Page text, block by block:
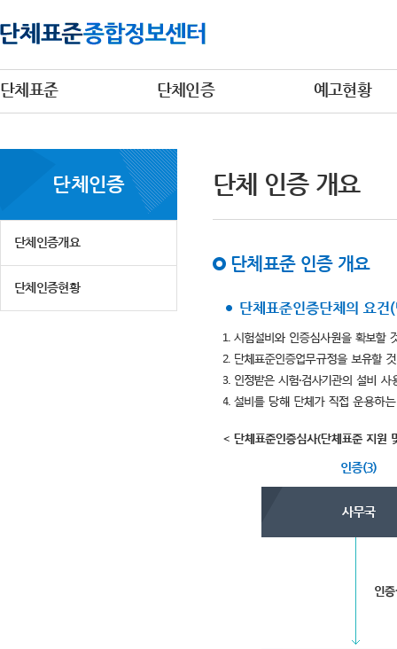
단체표준 단체인증 예고현황
단체인증
단체인증개요
단체인증현황
단체 인증 개요
단체표준 인증 개요